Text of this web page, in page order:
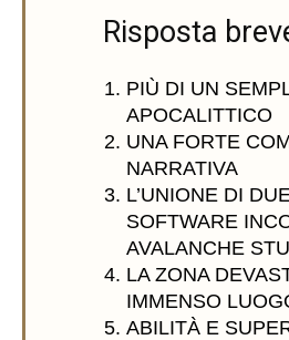
Risposta
PIÙ DI UN
APOCALITTICO
UNA FORTE
NARRATIVA
L’UNIONE DI
SOFTWARE
AVALANCHE
LA ZONA
IMMENSO
ABILITÀ E